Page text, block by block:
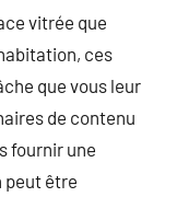
vitrée que
ces
que vous leur
de contenu
fournir une
peut être